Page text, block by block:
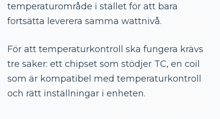
temperaturområde i stället för att bara
fortsätta leverera samma wattnivå.
För att temperaturkontroll ska fungera krävs
tre saker: ett chipset som stödjer TC, en coil
som är kompatibel med temperaturkontroll
och rätt inställningar i enheten.